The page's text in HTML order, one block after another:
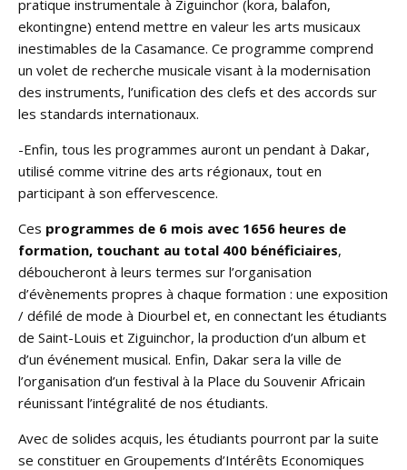
pratique instrumentale à Ziguinchor (kora, balafon,
ekontingne) entend mettre en valeur les arts musicaux
inestimables de la Casamance. Ce programme comprend
un volet de recherche musicale visant à la modernisation
des instruments, l’unification des clefs et des accords sur
les standards internationaux.
-Enfin, tous les programmes auront un pendant à Dakar,
utilisé comme vitrine des arts régionaux, tout en
participant à son effervescence.
Ces programmes de 6 mois avec 1656 heures de
formation, touchant au total 400 bénéficiaires,
déboucheront à leurs termes sur l’organisation
d’évènements propres à chaque formation : une exposition
/ défilé de mode à Diourbel et, en connectant les étudiants
de Saint-Louis et Ziguinchor, la production d’un album et
d’un événement musical. Enfin, Dakar sera la ville de
l’organisation d’un festival à la Place du Souvenir Africain
réunissant l’intégralité de nos étudiants.
Avec de solides acquis, les étudiants pourront par la suite
se constituer en Groupements d’Intérêts Economiques